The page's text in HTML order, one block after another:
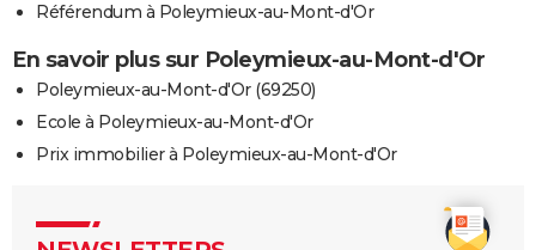
Référendum à Poleymieux-au-Mont-d'Or
En savoir plus sur Poleymieux-au-Mont-d'Or
Poleymieux-au-Mont-d'Or (69250)
Ecole à Poleymieux-au-Mont-d'Or
Prix immobilier à Poleymieux-au-Mont-d'Or